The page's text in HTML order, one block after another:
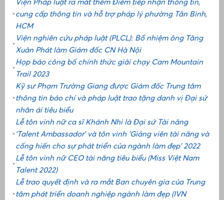
cung cấp thông tin và hỗ trợ pháp lý phường Tân Bình,
HCM
Viện nghiên cứu pháp luật (PLCL): Bổ nhiệm ông Tăng
Xuân Phát làm Giám đốc CN Hà Nội
Họp báo công bố chính thức giải chạy Cam Mountain
Trail 2023
Kỹ sư Phạm Trường Giang được Giám đốc Trung tâm
thông tin báo chí và pháp luật trao tặng danh vị Đại sứ
nhân ái tiêu biểu
Lễ tôn vinh nữ ca sĩ Khánh Nhi là Đại sứ Tài năng
'Talent Ambassador' và tôn vinh 'Giảng viên tài năng và
cống hiến cho sự phát triển của ngành làm đẹp' 2022
Lễ tôn vinh nữ CEO tài năng tiêu biểu (Miss Việt Nam
Talent 2022)
Lễ trao quyết định và ra mắt Ban chuyên gia của Trung
tâm phát triển doanh nghiệp ngành làm đẹp (IVN